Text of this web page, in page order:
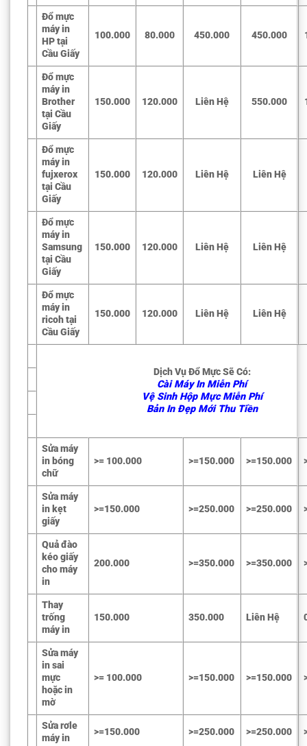
Đổ mực
máy in
HP tại
Cầu Giấy
100.000 80.000 450.000 450.000
Đổ mực
máy in
Brother
tại Cầu
Giấy
150.000 120.000 Liên Hệ 550.000
Đổ mực
máy in
fujxerox
tại Cầu
Giấy
150.000 120.000 Liên Hệ Liên Hệ
Đổ mực
máy in
Samsung
tại Cầu
Giấy
150.000 120.000 Liên Hệ Liên Hệ
Đổ mực
máy in
ricoh tại
Cầu Giấy
150.000 120.000 Liên Hệ Liên Hệ
Dịch Vụ Đổ Mực Sẽ Có:
Cài Máy In Miễn Phí
Vệ Sinh Hộp Mực Miễn Phí
Bản In Đẹp Mới Thu Tiền
Sửa máy
in bóng
chữ
>= 100.000 >=150.000 >=150.000
Sửa máy
in kẹt
giấy
>=150.000 >=250.000 >=250.000
Quả đào
kéo giấy
cho máy
in
200.000 >=350.000 >=350.000
Thay
trống
máy in
150.000 350.000 Liên Hệ
Sửa máy
in sai
mực
hoặc in
mờ
>= 100.000 >=150.000 >=150.000
Sửa rơle
máy in
>=150.000 >=250.000 >=250.000